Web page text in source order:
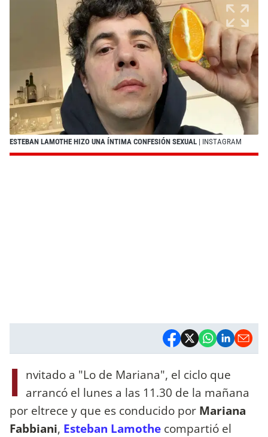
ESTEBAN LAMOTHE HIZO UNA ÍNTIMA CONFESIÓN SEXUAL | INSTAGRAM
I nvitado a "Lo de Mariana", el ciclo que
arrancó el lunes a las 11.30 de la mañana
por eltrece y que es conducido por Mariana
Fabbiani, Esteban Lamothe compartió el